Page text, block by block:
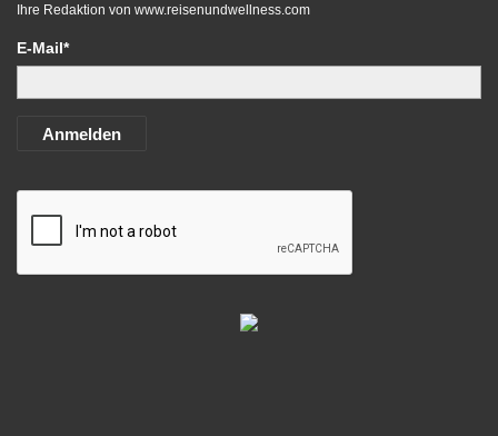
Ihre Redaktion von www.reisenundwellness.com
E-Mail*
Anmelden